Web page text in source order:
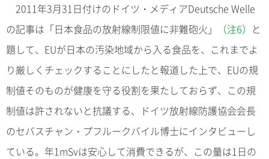
2011年3月31日付けのドイツ・メディアDeutsche Welle
の記事は「日本食品の放射線制限値に非難砲火」
（注6） と
題して、EUが日本の汚染地域から入る食品を、これまでよ
り厳しくチェックすることにしたと報道した上で、EUの規
制値そのものが健康を守る役割を果たしておらず、この規
制値は許されないと抗議する、ドイツ放射線防護協会会長
のセバスチャン・プフルークバイル博士にインタビューし
ている。年1mSvは安心して消費できるが、この量は1日の